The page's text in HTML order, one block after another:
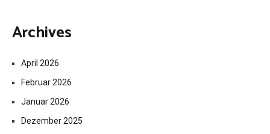
Archives
April 2026
Februar 2026
Januar 2026
Dezember 2025